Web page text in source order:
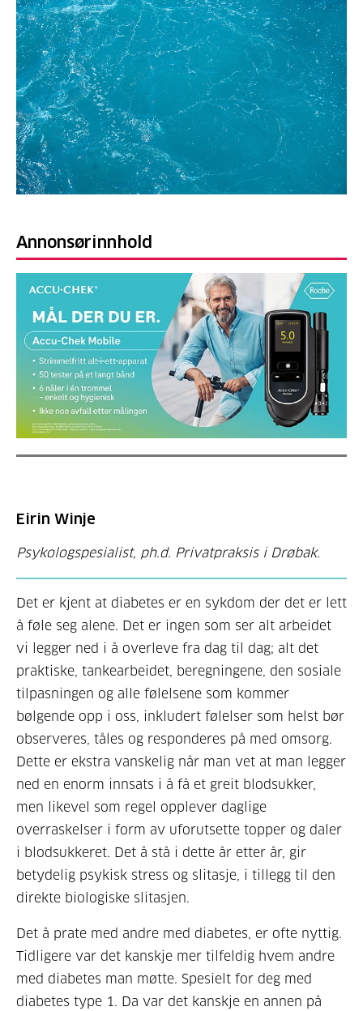
Annonsørinnhold
Eirin Winje
Psykologspesialist, ph.d. Privatpraksis i Drøbak.
Det er kjent at diabetes er en sykdom der det er lett
å føle seg alene. Det er ingen som ser alt arbeidet
vi legger ned i å overleve fra dag til dag; alt det
praktiske, tankearbeidet, beregningene, den sosiale
tilpasningen og alle følelsene som kommer
bølgende opp i oss, inkludert følelser som helst bør
observeres, tåles og responderes på med omsorg.
Dette er ekstra vanskelig når man vet at man legger
ned en enorm innsats i å få et greit blodsukker,
men likevel som regel opplever daglige
overraskelser i form av uforutsette topper og daler
i blodsukkeret. Det å stå i dette år etter år, gir
betydelig psykisk stress og slitasje, i tillegg til den
direkte biologiske slitasjen.
Det å prate med andre med diabetes, er ofte nyttig.
Tidligere var det kanskje mer tilfeldig hvem andre
med diabetes man møtte. Spesielt for deg med
diabetes type 1. Da var det kanskje en annen på